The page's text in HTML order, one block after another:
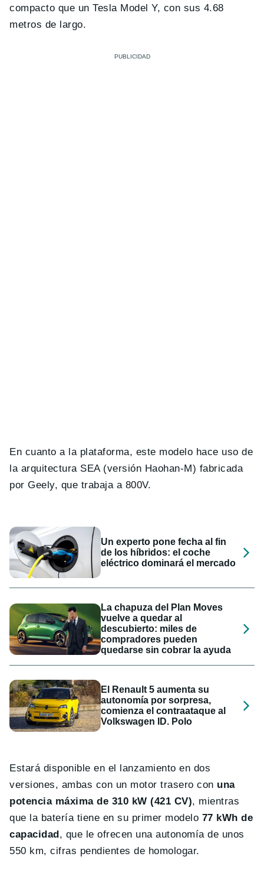
compacto que un Tesla Model Y, con sus 4.68
metros de largo.
En cuanto a la plataforma, este modelo hace uso de
la arquitectura SEA (versión Haohan-M) fabricada
por Geely, que trabaja a 800V.
Un experto pone fecha al fin
de los híbridos: el coche
eléctrico dominará el mercado
La chapuza del Plan Moves
vuelve a quedar al
descubierto: miles de
compradores pueden
quedarse sin cobrar la ayuda
El Renault 5 aumenta su
autonomía por sorpresa,
comienza el contraataque al
Volkswagen ID. Polo
Estará disponible en el lanzamiento en dos
versiones, ambas con un motor trasero con una
potencia máxima de 310 kW (421 CV), mientras
que la batería tiene en su primer modelo 77 kWh de
capacidad, que le ofrecen una autonomía de unos
550 km, cifras pendientes de homologar.